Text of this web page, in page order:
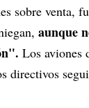
sobre venta,
aunque
Los aviones
directivos